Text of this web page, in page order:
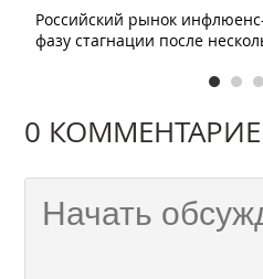
Российский рынок
фазу стагнации после
0